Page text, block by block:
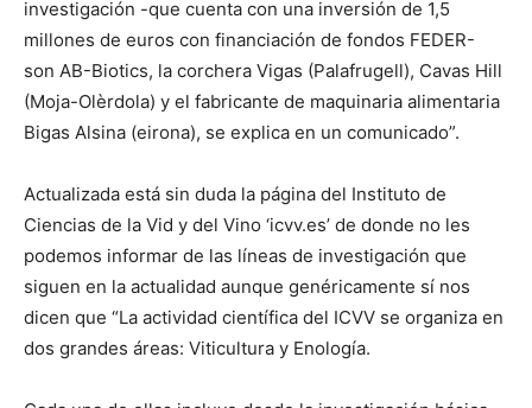
investigación -que cuenta con una inversión de 1,5
millones de euros con financiación de fondos FEDER-
son AB-Biotics, la corchera Vigas (Palafrugell), Cavas Hill
(Moja-Olèrdola) y el fabricante de maquinaria alimentaria
Bigas Alsina (eirona), se explica en un comunicado”.
Actualizada está sin duda la página del Instituto de
Ciencias de la Vid y del Vino ‘icvv.es’ de donde no les
podemos informar de las líneas de investigación que
siguen en la actualidad aunque genéricamente sí nos
dicen que “La actividad científica del ICVV se organiza en
dos grandes áreas: Viticultura y Enología.